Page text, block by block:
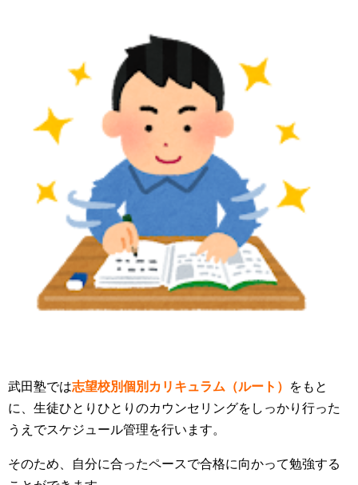
武田塾では志望校別個別カリキュラム（ルート）
をもと
に、生徒ひとりひとりのカウンセリングをしっかり行った
うえでスケジュール管理を行います。
そのため、自分に合ったペースで合格に向かって勉強する